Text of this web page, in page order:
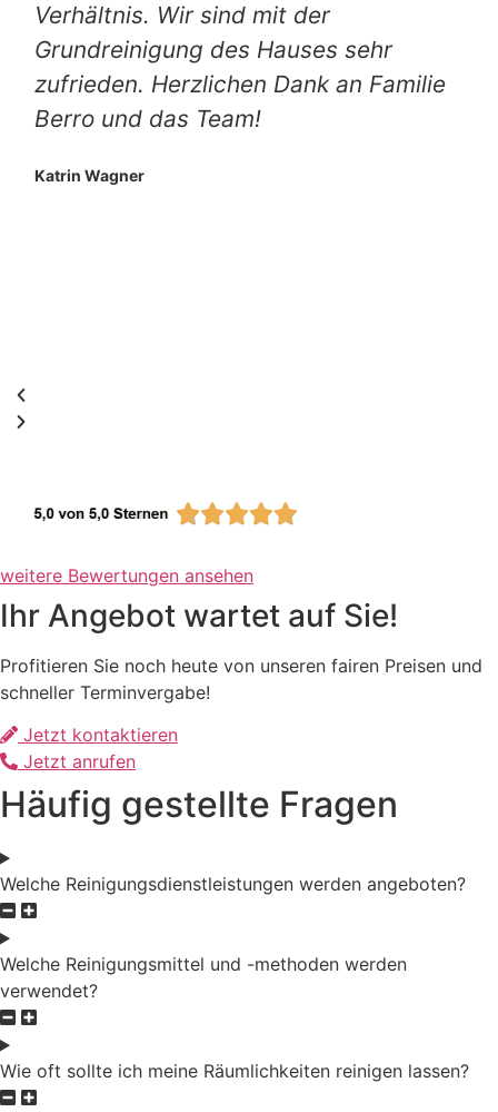
Verhältnis. Wir sind mit der
Grundreinigung des Hauses sehr
zufrieden. Herzlichen Dank an Familie
Berro und das Team!
Katrin Wagner
weitere Bewertungen ansehen
Ihr Angebot wartet auf Sie!
Profitieren Sie noch heute von unseren fairen Preisen und
schneller Terminvergabe!
Jetzt kontaktieren
Jetzt anrufen
Häufig gestellte Fragen
Welche Reinigungsdienstleistungen werden angeboten?
Welche Reinigungsmittel und -methoden werden
verwendet?
Wie oft sollte ich meine Räumlichkeiten reinigen lassen?